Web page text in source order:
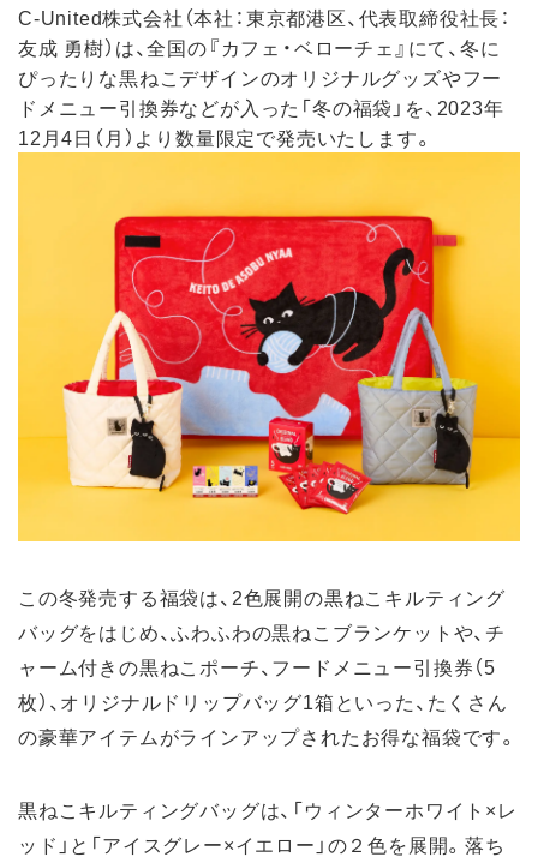
C-United株式会社（本社：東京都港区、代表取締役社長：
友成 勇樹）は、全国の『カフェ・ベローチェ』にて、冬に
ぴったりな黒ねこデザインのオリジナルグッズやフー
ドメニュー引換券などが入った「冬の福袋」を、2023年
12月4日（月）より数量限定で発売いたします。
この冬発売する福袋は、2色展開の黒ねこキルティング
バッグをはじめ、ふわふわの黒ねこブランケットや、チ
ャーム付きの黒ねこポーチ、フードメニュー引換券（5
枚）、オリジナルドリップバッグ1箱といった、たくさん
の豪華アイテムがラインアップされたお得な福袋です。
黒ねこキルティングバッグは、「ウィンターホワイト×レ
ッド」と「アイスグレー×イエロー」の２色を展開。落ち